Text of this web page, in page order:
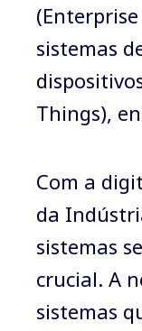
sistemas
Things),
Com a
da
sistemas
crucial. A
sistemas